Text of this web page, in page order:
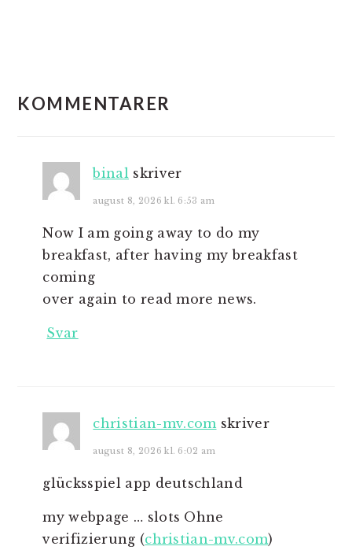
KOMMENTARER
binal skriver
august 8, 2026 kl. 6:53 am
Now I am going away to do my
breakfast, after having my breakfast
coming
over again to read more news.
Svar
christian-mv.com skriver
august 8, 2026 kl. 6:02 am
glücksspiel app deutschland
my webpage … slots Ohne
verifizierung (christian-mv.com)